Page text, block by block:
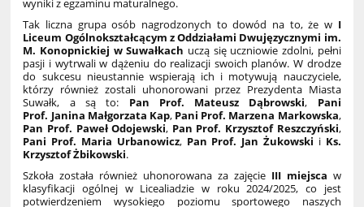
wyniki z egzaminu maturalnego.
Tak liczna grupa osób nagrodzonych to dowód na to, że w I
Liceum Ogólnokształcącym z Oddziałami Dwujęzycznymi im.
M. Konopnickiej w Suwałkach uczą się uczniowie zdolni, pełni
pasji i wytrwali w dążeniu do realizacji swoich planów. W drodze
do sukcesu nieustannie wspierają ich i motywują nauczyciele,
którzy również zostali uhonorowani przez Prezydenta Miasta
Suwałk, a są to: Pan Prof. Mateusz Dąbrowski, Pani
Prof. Janina Małgorzata Kap, Pani Prof. Marzena Markowska,
Pan Prof. Paweł Odojewski, Pan Prof. Krzysztof Reszczyński,
Pani Prof. Maria Urbanowicz, Pan Prof. Jan Żukowski i Ks.
Krzysztof Żbikowski.
Szkoła została również uhonorowana za zajęcie III miejsca w
klasyfikacji ogólnej w Licealiadzie w roku 2024/2025, co jest
potwierdzeniem wysokiego poziomu sportowego naszych